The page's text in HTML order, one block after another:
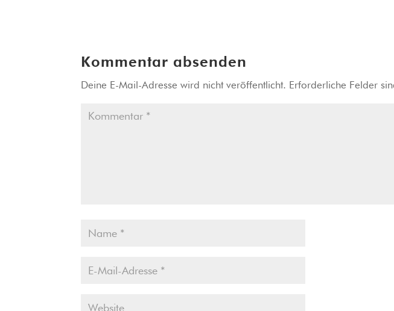
Kommentar absenden
Deine E-Mail-Adresse wird nicht veröffentlicht. Erforderliche Felder